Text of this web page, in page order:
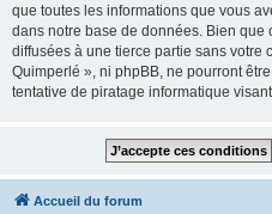
que toutes les informations que vous
dans notre base de données. Bien que
diffusées à une tierce partie sans votre
Quimperlé », ni phpBB, ne pourront
tentative de piratage informatique
Accueil du forum